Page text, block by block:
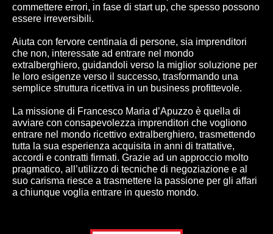
commettere errori, in fase di start up, che spesso possono
essere irreversibili.
Aiuta con fervore centinaia di persone, sia imprenditori
che non, interessate ad entrare nel mondo
extralberghiero, guidandoli verso la miglior soluzione per
le loro esigenze verso il successo, trasformando una
semplice struttura ricettiva in un business profittevole.
La missione di Francesco Maria d’Apuzzo è quella di
avviare con consapevolezza imprenditori che vogliono
entrare nel mondo ricettivo extralberghiero, trasmettendo
tutta la sua esperienza acquisita in anni di trattative,
accordi e contratti firmati. Grazie ad un approccio molto
pragmatico, all’utilizzo di tecniche di negoziazione e al
suo carisma riesce a trasmettere la passione per gli affari
a chiunque voglia entrare in questo mondo.